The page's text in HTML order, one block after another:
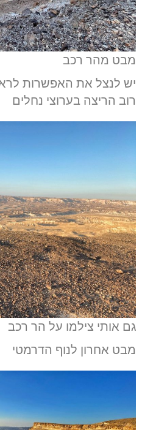
מבט מהר רכב
יש לנצל את האפשרות
רוב הריצה בערוצי נחלים
גם אותי צילמו על הר רכב
מבט אחרון לנוף הדרמטי